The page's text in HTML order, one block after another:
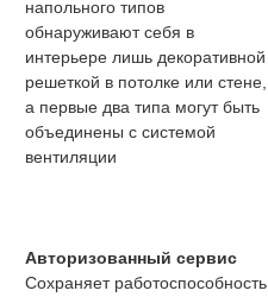
напольного типов
обнаруживают себя в
интерьере лишь декоративной
решеткой в потолке или стене,
а первые два типа могут быть
объединены с системой
вентиляции
Авторизованный сервис
Сохраняет работоспособность